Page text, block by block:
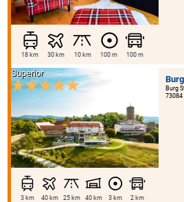
18 km 30 km 10 km 100 m 100 m
Burg
73084
Superior
3 km 40 km 25 km 40 km 3 km 2 km